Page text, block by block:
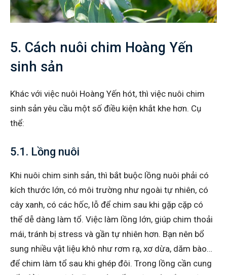
5. Cách nuôi chim Hoàng Yến
sinh sản
Khác với việc nuôi Hoàng Yến hót, thì việc nuôi chim
sinh sản yêu cầu một số điều kiện khắt khe hơn. Cụ
thể:
5.1. Lồng nuôi
Khi nuôi chim sinh sản, thì bắt buộc lồng nuôi phải có
kích thước lớn, có môi trường như ngoài tự nhiên, có
cây xanh, có các hốc, lỗ để chim sau khi gặp cặp có
thể dễ dàng làm tổ. Việc làm lồng lớn, giúp chim thoải
mái, tránh bị stress và gần tự nhiên hơn. Bạn nên bổ
sung nhiều vật liệu khô như rơm rạ, xơ dừa, dăm bào…
để chim làm tổ sau khi ghép đôi. Trong lồng cần cung